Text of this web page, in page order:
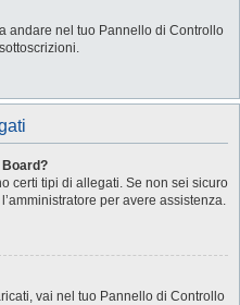
andare nel tuo Pannello di Controllo
certi tipi di allegati. Se non sei sicuro
per avere assistenza.
vai nel tuo Pannello di Controllo